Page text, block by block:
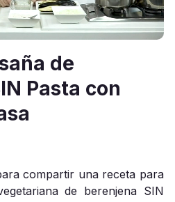
de
Pasta con
compartir una receta para
de berenjena SIN